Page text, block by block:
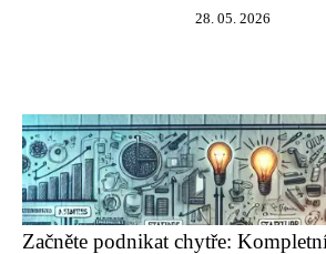
28. 05. 2026
Začněte podnikat chytře: